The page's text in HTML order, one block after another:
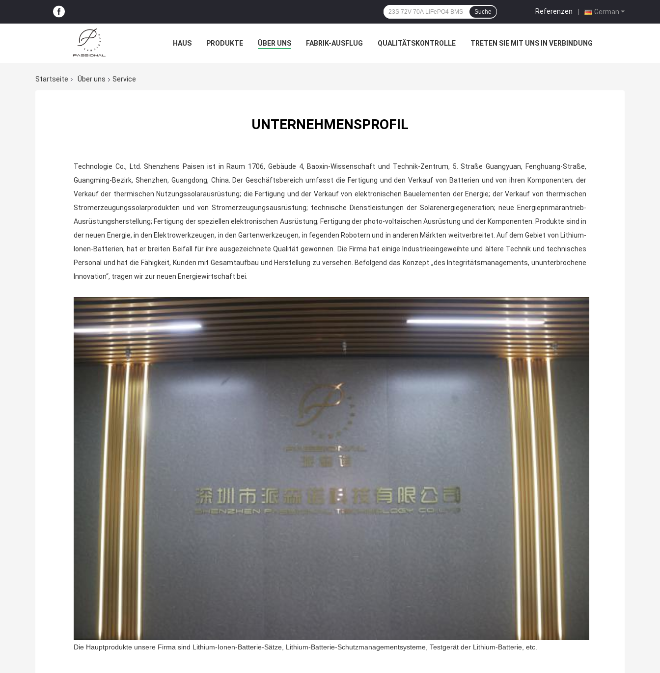
German
Referenzen |
Suche
HAUS PRODUKTE ÜBER UNS FABRIK-AUSFLUG QUALITÄTSKONTROLLE TRETEN SIE MIT UNS IN VERBINDUNG
Startseite
Über uns Service
UNTERNEHMENSPROFIL
Technologie Co., Ltd. Shenzhens Paisen ist in Raum 1706, Gebäude 4, Baoxin-Wissenschaft und Technik-Zentrum, 5. Straße Guangyuan, Fenghuang-Straße,
Guangming-Bezirk, Shenzhen, Guangdong, China. Der Geschäftsbereich umfasst die Fertigung und den Verkauf von Batterien und von ihren Komponenten; der
Verkauf der thermischen Nutzungssolarausrüstung; die Fertigung und der Verkauf von elektronischen Bauelementen der Energie; der Verkauf von thermischen
Stromerzeugungssolarprodukten und von Stromerzeugungsausrüstung; technische Dienstleistungen der Solarenergiegeneration; neue Energieprimärantrieb-
Ausrüstungsherstellung; Fertigung der speziellen elektronischen Ausrüstung; Fertigung der photo-voltaischen Ausrüstung und der Komponenten. Produkte sind in
der neuen Energie, in den Elektrowerkzeugen, in den Gartenwerkzeugen, in fegenden Robotern und in anderen Märkten weitverbreitet. Auf dem Gebiet von Lithium-
Ionen-Batterien, hat er breiten Beifall für ihre ausgezeichnete Qualität gewonnen. Die Firma hat einige Industrieeingeweihte und ältere Technik und technisches
Personal und hat die Fähigkeit, Kunden mit Gesamtaufbau und Herstellung zu versehen. Befolgend das Konzept „des Integritätsmanagements, ununterbrochene
Innovation“, tragen wir zur neuen Energiewirtschaft bei.
Die Hauptprodukte unsere Firma sind Lithium-Ionen-Batterie-Sätze, Lithium-Batterie-Schutzmanagementsysteme, Testgerät der Lithium-Batterie, etc.